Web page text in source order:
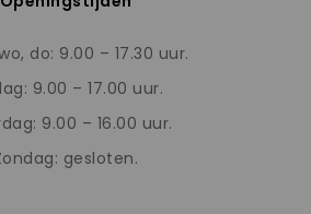
do: 9.00 – 17.30 uur.
9.00 – 17.00 uur.
9.00 – 16.00 uur.
gesloten.